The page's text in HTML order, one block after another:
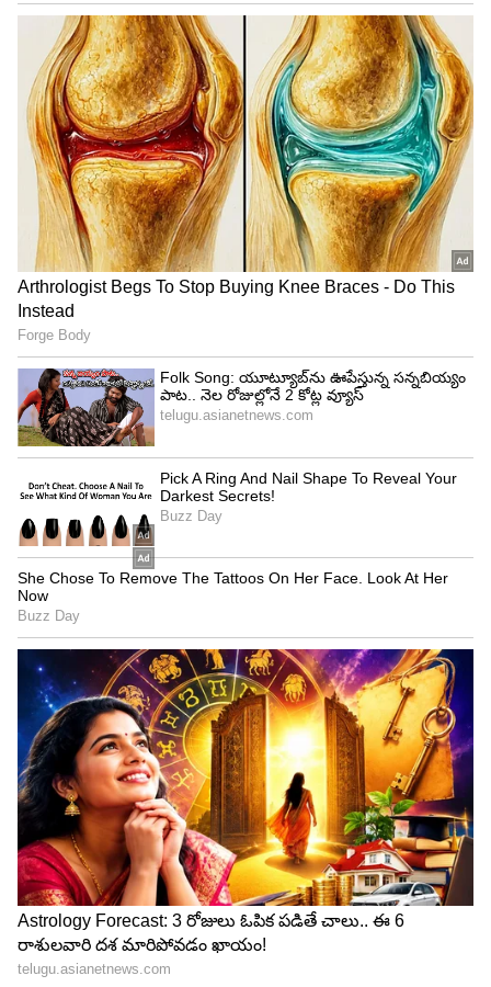
LATEST VIDEOS
ABOUT THE AUTHOR
RS
ramya Sridhar
పది సంవత్సరాలుగా జర్నలిజంలో ఉన్నారు. 2017 నుండి
ఆసియానెట్‌లో జర్నలిస్ట్‌గా పని చేస్తున్నారు. ప్రస్తుతం, లైఫ్‌స్టైల్
విభాగాన్ని లీడ్ చేస్తున్నారు. ఇంతకు ముందు ఈనాడులో పని
చేశారు. ఈనాడు జర్నలిజం స్కూల్లో జర్నలిజం శిక్షణ పొందారు.
వినోదం
Follow Us